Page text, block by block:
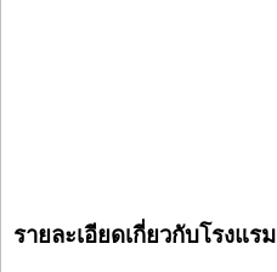
รายละเอียดเกี่ยวกับโรงแรม